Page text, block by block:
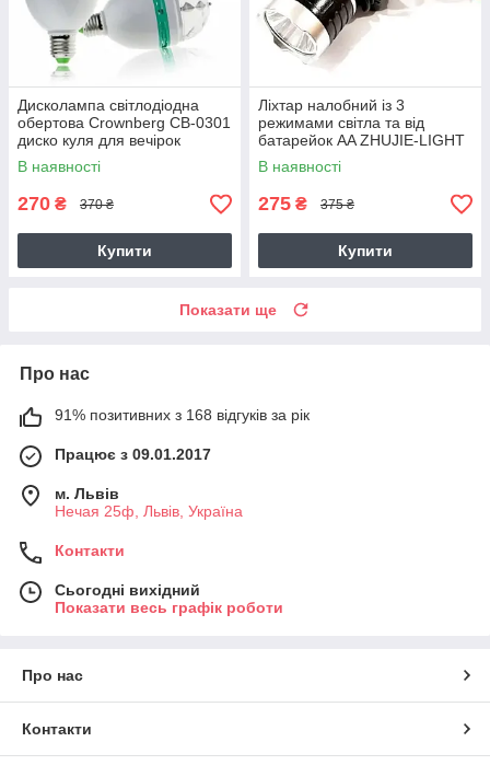
Дисколампа світлодіодна
обертова Crownberg CB-0301
диско куля для вечірок
В наявності
270 ₴ 370 ₴
Купити
Ліхтар налобний із 3
режимами світла та від
батарейок AA ZHUJIE-LIGHT
ZJ-1707
В наявності
275 ₴ 375 ₴
Купити
Показати ще
Про нас
91% позитивних з 168 відгуків за рік
Працює з 09.01.2017
м. Львів
Нечая 25ф, Львів, Україна
Контакти
Сьогодні вихідний
Показати весь графік роботи
Про нас
Контакти